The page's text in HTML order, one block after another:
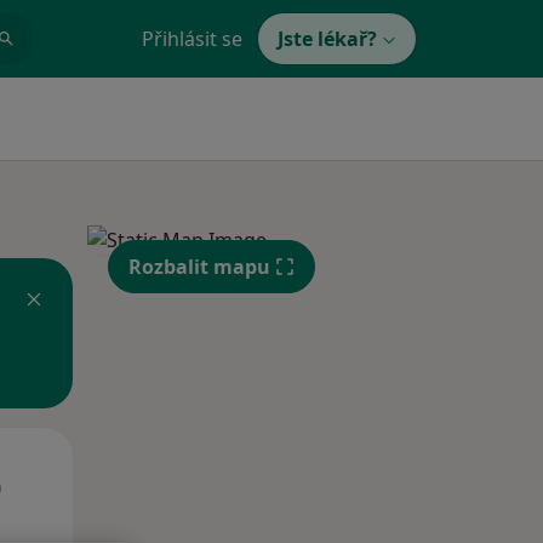
Přihlásit se Jste lékař?
Rozbalit mapu